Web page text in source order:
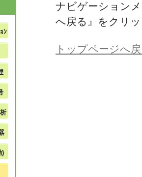
ナビゲーション
へ戻る』をクリ
トップページへ
ﾝ
)